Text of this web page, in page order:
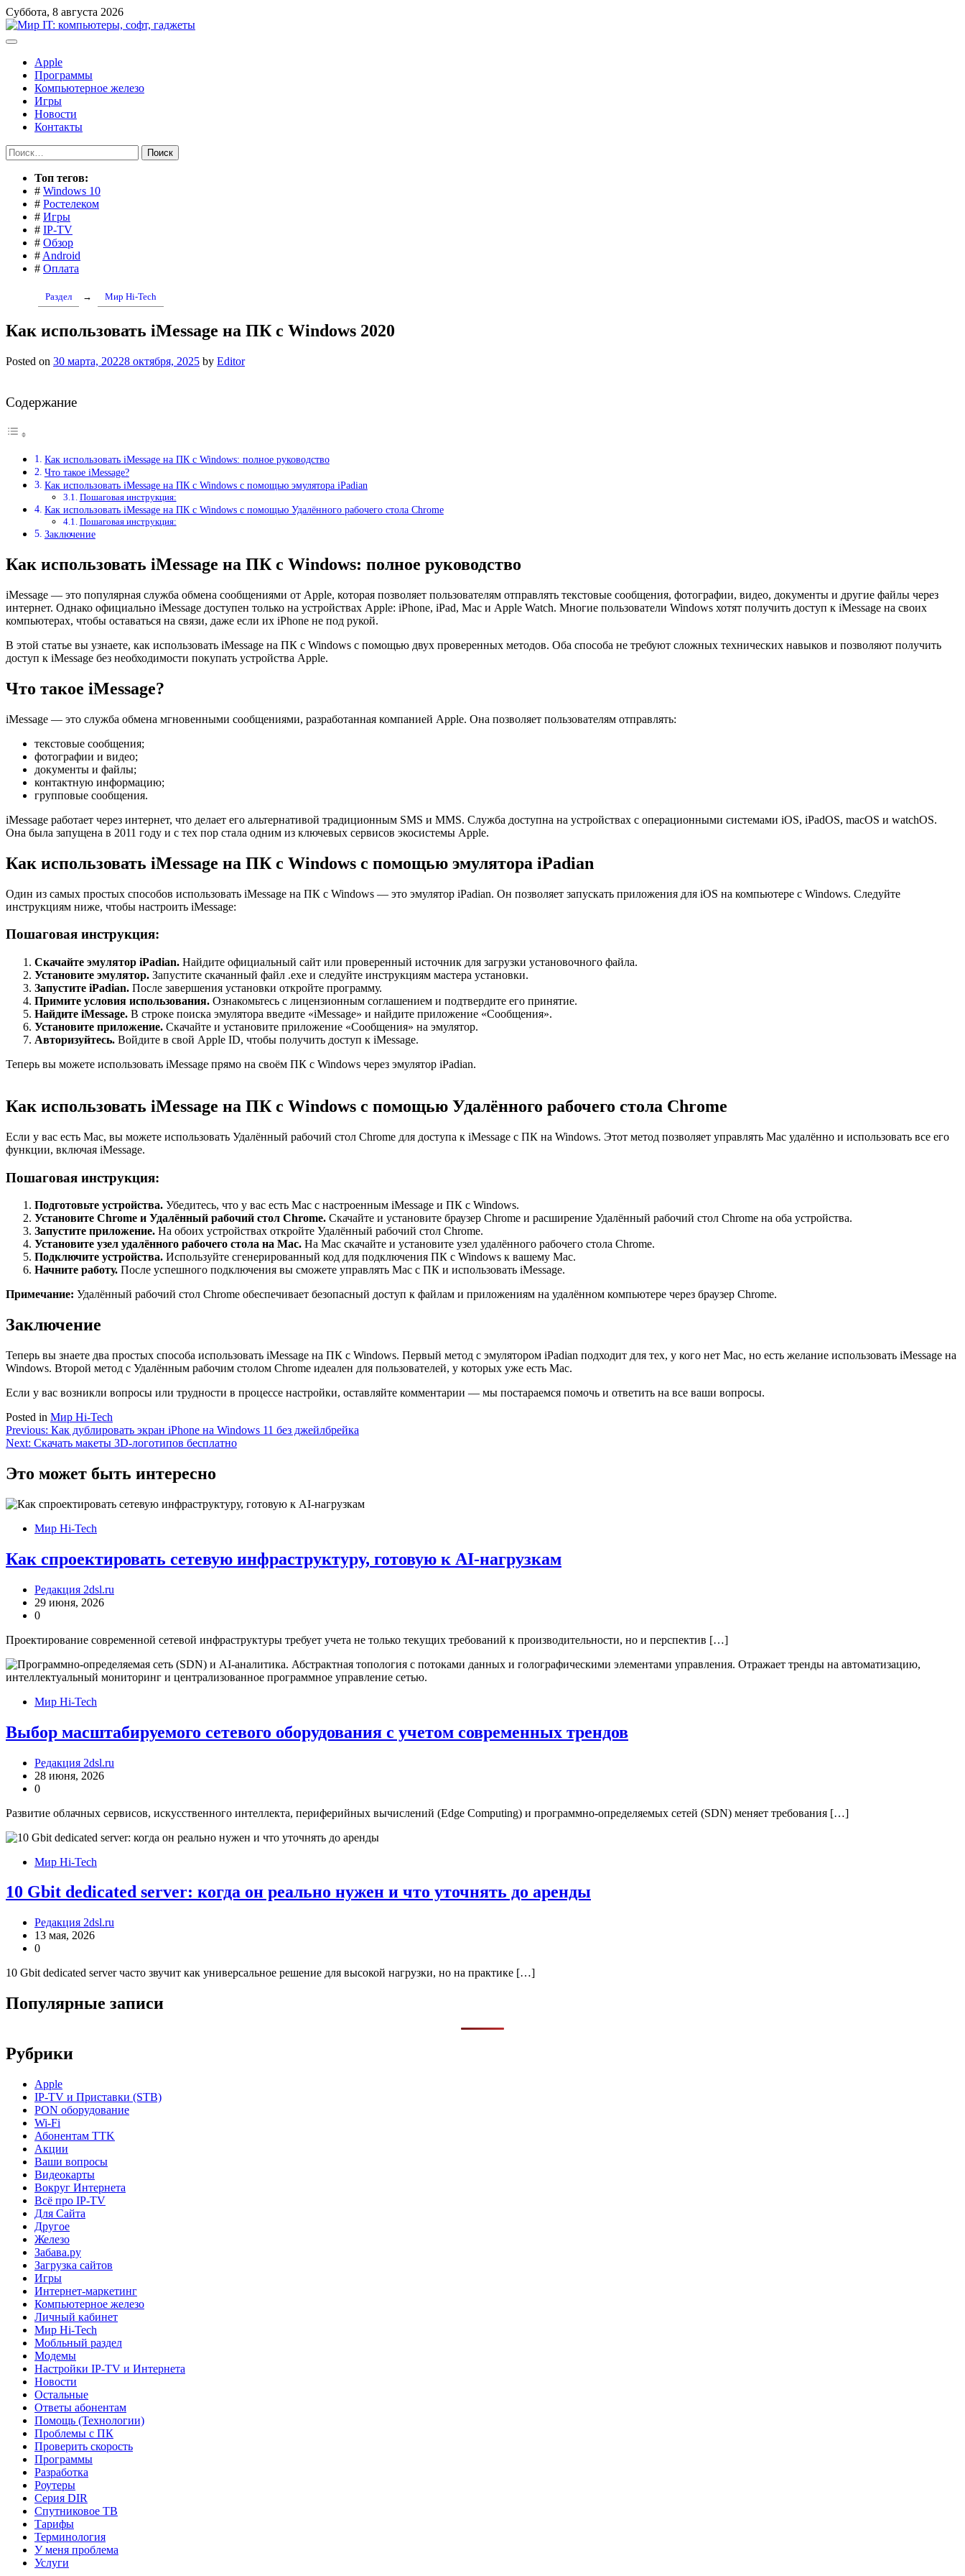
Перейти
к
содержимому
Суббота, 8 августа 2026
Apple
Программы
Компьютерное железо
Игры
Новости
Контакты
Найти:
Toп тегов:
# Windows 10
# Ростелеком
# Игры
# IP-TV
# Обзор
# Android
# Оплата
Раздел → Мир Hi-Tech
Как использовать iMessage на ПК с Windows 2020
Posted on 30 марта, 20228 октября, 2025 by Editor
Содержание
Как использовать iMessage на ПК с Windows: полное руководство
Что такое iMessage?
Как использовать iMessage на ПК с Windows с помощью эмулятора iPadian
Пошаговая инструкция:
Как использовать iMessage на ПК с Windows с помощью Удалённого рабочего стола Chrome
Пошаговая инструкция:
Заключение
Как использовать iMessage на ПК с Windows: полное руководство
iMessage — это популярная служба обмена сообщениями от Apple, которая позволяет пользователям отправлять текстовые сообщения, фотографии, видео, документы и другие файлы через
интернет. Однако официально iMessage доступен только на устройствах Apple: iPhone, iPad, Mac и Apple Watch. Многие пользователи Windows хотят получить доступ к iMessage на своих
компьютерах, чтобы оставаться на связи, даже если их iPhone не под рукой.
В этой статье вы узнаете, как использовать iMessage на ПК с Windows с помощью двух проверенных методов. Оба способа не требуют сложных технических навыков и позволяют получить
доступ к iMessage без необходимости покупать устройства Apple.
Что такое iMessage?
iMessage — это служба обмена мгновенными сообщениями, разработанная компанией Apple. Она позволяет пользователям отправлять:
текстовые сообщения;
фотографии и видео;
документы и файлы;
контактную информацию;
групповые сообщения.
iMessage работает через интернет, что делает его альтернативой традиционным SMS и MMS. Служба доступна на устройствах с операционными системами iOS, iPadOS, macOS и watchOS.
Она была запущена в 2011 году и с тех пор стала одним из ключевых сервисов экосистемы Apple.
Как использовать iMessage на ПК с Windows с помощью эмулятора iPadian
Один из самых простых способов использовать iMessage на ПК с Windows — это эмулятор iPadian. Он позволяет запускать приложения для iOS на компьютере с Windows. Следуйте
инструкциям ниже, чтобы настроить iMessage:
Пошаговая инструкция:
Скачайте эмулятор iPadian. Найдите официальный сайт или проверенный источник для загрузки установочного файла.
Установите эмулятор. Запустите скачанный файл .exe и следуйте инструкциям мастера установки.
Запустите iPadian. После завершения установки откройте программу.
Примите условия использования. Ознакомьтесь с лицензионным соглашением и подтвердите его принятие.
Найдите iMessage. В строке поиска эмулятора введите «iMessage» и найдите приложение «Сообщения».
Установите приложение. Скачайте и установите приложение «Сообщения» на эмулятор.
Авторизуйтесь. Войдите в свой Apple ID, чтобы получить доступ к iMessage.
Теперь вы можете использовать iMessage прямо на своём ПК с Windows через эмулятор iPadian.
Как использовать iMessage на ПК с Windows с помощью Удалённого рабочего стола Chrome
Если у вас есть Mac, вы можете использовать Удалённый рабочий стол Chrome для доступа к iMessage с ПК на Windows. Этот метод позволяет управлять Mac удалённо и использовать все его
функции, включая iMessage.
Пошаговая инструкция:
Подготовьте устройства. Убедитесь, что у вас есть Mac с настроенным iMessage и ПК с Windows.
Установите Chrome и Удалённый рабочий стол Chrome. Скачайте и установите браузер Chrome и расширение Удалённый рабочий стол Chrome на оба устройства.
Запустите приложение. На обоих устройствах откройте Удалённый рабочий стол Chrome.
Установите узел удалённого рабочего стола на Mac. На Mac скачайте и установите узел удалённого рабочего стола Chrome.
Подключите устройства. Используйте сгенерированный код для подключения ПК с Windows к вашему Mac.
Начните работу. После успешного подключения вы сможете управлять Mac с ПК и использовать iMessage.
Примечание: Удалённый рабочий стол Chrome обеспечивает безопасный доступ к файлам и приложениям на удалённом компьютере через браузер Chrome.
Заключение
Теперь вы знаете два простых способа использовать iMessage на ПК с Windows. Первый метод с эмулятором iPadian подходит для тех, у кого нет Mac, но есть желание использовать iMessage на
Windows. Второй метод с Удалённым рабочим столом Chrome идеален для пользователей, у которых уже есть Mac.
Если у вас возникли вопросы или трудности в процессе настройки, оставляйте комментарии — мы постараемся помочь и ответить на все ваши вопросы.
Posted in Мир Hi-Tech
Навигация
по
записям
Previous: Как дублировать экран iPhone на Windows 11 без джейлбрейка
Next: Скачать макеты 3D-логотипов бесплатно
Это может быть интересно
Мир Hi-Tech
Как спроектировать сетевую инфраструктуру, готовую к AI-нагрузкам
Редакция 2dsl.ru
29 июня, 2026
0
Проектирование современной сетевой инфраструктуры требует учета не только текущих требований к производительности, но и перспектив […]
Мир Hi-Tech
Выбор масштабируемого сетевого оборудования с учетом современных трендов
Редакция 2dsl.ru
28 июня, 2026
0
Развитие облачных сервисов, искусственного интеллекта, периферийных вычислений (Edge Computing) и программно-определяемых сетей (SDN) меняет требования […]
Мир Hi-Tech
10 Gbit dedicated server: когда он реально нужен и что уточнять до аренды
Редакция 2dsl.ru
13 мая, 2026
0
10 Gbit dedicated server часто звучит как универсальное решение для высокой нагрузки, но на практике […]
Популярные записи
Рубрики
Apple
IP-TV и Приставки (STB)
PON оборудование
Wi-Fi
Абонентам TTK
Акции
Ваши вопросы
Видеокарты
Вокруг Интернета
Всё про IP-TV
Для Сайта
Другое
Железо
Забава.ру
Загрузка сайтов
Игры
Интернет-маркетинг
Компьютерное железо
Личный кабинет
Мир Hi-Tech
Мобльный раздел
Модемы
Настройки IP-TV и Интернета
Новости
Остальные
Ответы абонентам
Помощь (Технологии)
Проблемы с ПК
Проверить скорость
Программы
Разработка
Роутеры
Серия DIR
Спутниковое ТВ
Тарифы
Терминология
У меня проблема
Услуги